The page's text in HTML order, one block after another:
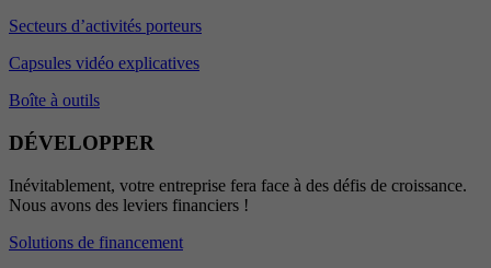
Secteurs d’activités porteurs
Capsules vidéo explicatives
Boîte à outils
DÉVELOPPER
Inévitablement, votre entreprise fera face à des défis de croissance.
Nous avons des leviers financiers !
Solutions de financement